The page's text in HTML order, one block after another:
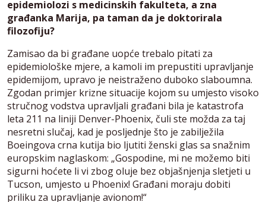
epidemiolozi s medicinskih fakulteta, a zna
građanka Marija, pa taman da je doktorirala
filozofiju?
Zamisao da bi građane uopće trebalo pitati za
epidemiološke mjere, a kamoli im prepustiti upravljanje
epidemijom, upravo je neistraženo duboko slaboumna.
Zgodan primjer krizne situacije kojom su umjesto visoko
stručnog vodstva upravljali građani bila je katastrofa
leta 211 na liniji Denver-Phoenix, čuli ste možda za taj
nesretni slučaj, kad je posljednje što je zabilježila
Boeingova crna kutija bio ljutiti ženski glas sa snažnim
europskim naglaskom: „Gospodine, mi ne možemo biti
sigurni hoćete li vi zbog oluje bez objašnjenja sletjeti u
Tucson, umjesto u Phoenix! Građani moraju dobiti
priliku za upravljanje avionom!“